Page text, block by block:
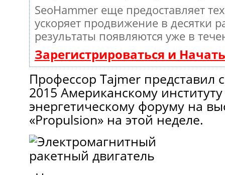
SeoHammer еще предоставляет
ускоряет продвижение в десятки
результаты появляются уже в
Зарегистрироваться и
Профессор Tajmer представил
2015 Американскому
энергетическому форуму на
«Propulsion» на этой неделе.